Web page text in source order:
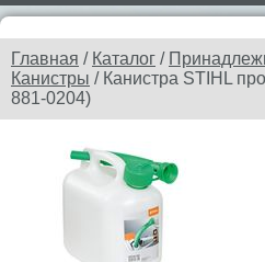
Каталог
Официальный сайт
Юридическое
наименование
Главная / Каталог /
Канистры / Канистра STIHL
881-0204)